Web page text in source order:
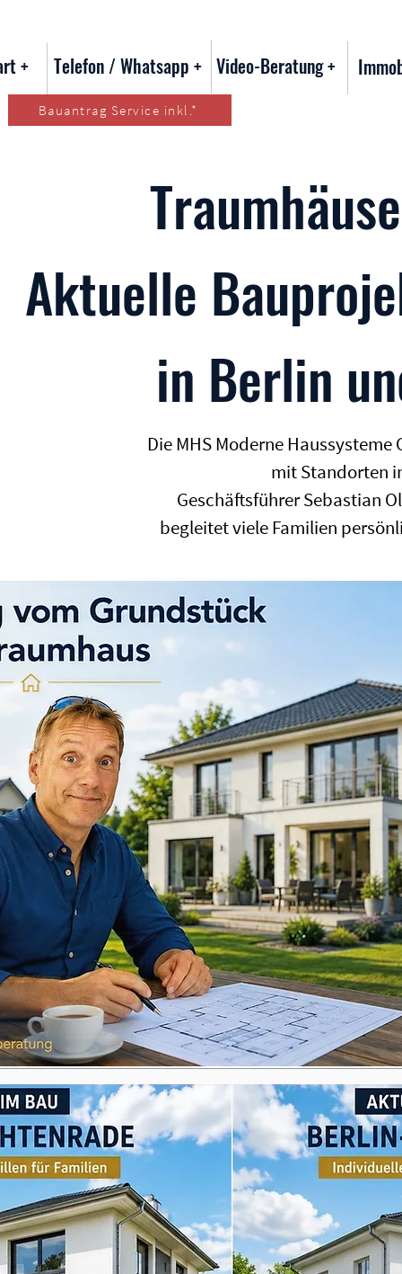
Bauantrag Service inkl.*
+ Telefon / Whatsapp + Video-Beratung +
Aktuelle
in Berlin
Die MHS Moderne
mit Standorten
Geschäftsführer Sebastian
begleitet viele Familien